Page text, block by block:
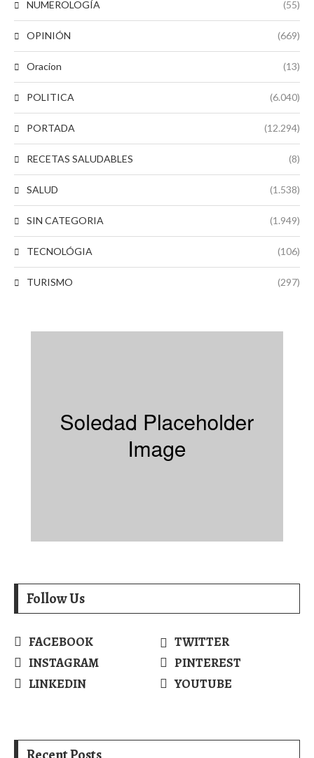
NUMEROLOGÍA (55)
OPINIÓN (669)
Oracion (13)
POLITICA (6.040)
PORTADA (12.294)
RECETAS SALUDABLES (8)
SALUD (1.538)
SIN CATEGORIA (1.949)
TECNOLÓGIA (106)
TURISMO (297)
Follow Us
FACEBOOK
TWITTER
INSTAGRAM
PINTEREST
LINKEDIN
YOUTUBE